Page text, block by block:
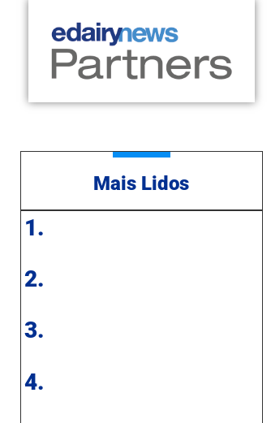
Mais Lidos
1.
2.
3.
4.